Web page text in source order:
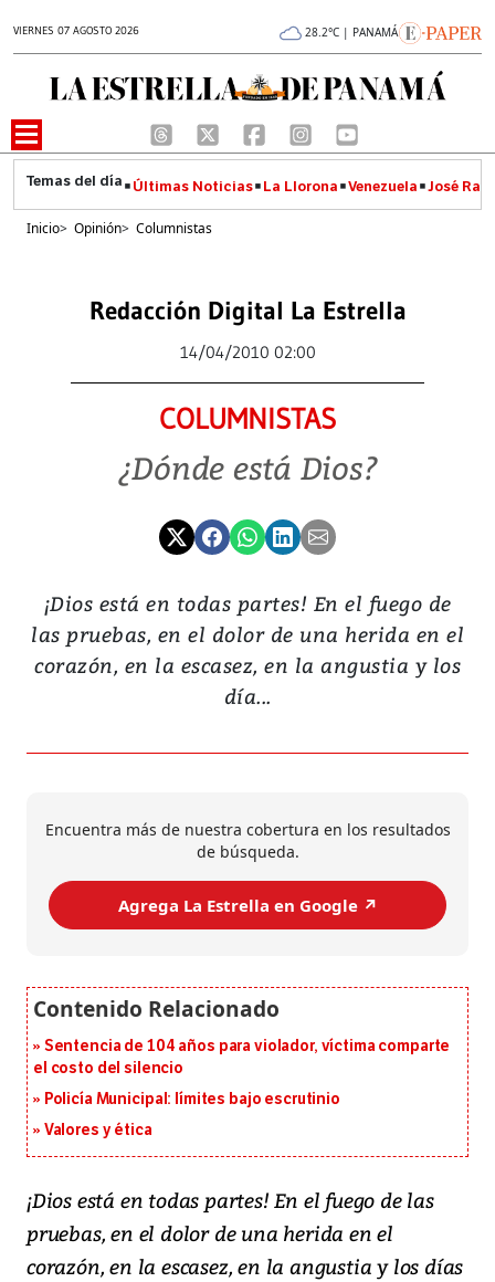
VIERNES 07 AGOSTO 2026 28.2°C | PANAMÁ
Últimas Noticias La Llorona Venezuela José
Inicio> Opinión> Columnistas
Redacción Digital La Estrella
14/04/2010 02:00
COLUMNISTAS
¿Dónde está Dios?
¡Dios está en todas partes! En el fuego de
las pruebas, en el dolor de una herida en el
corazón, en la escasez, en la angustia y los
día...
Encuentra más de nuestra cobertura en los resultados
de búsqueda.
Agrega La Estrella en Google ↗️
Sentencia de 104 años para violador, víctima comparte
el costo del silencio
Policía Municipal: límites bajo escrutinio
Valores y ética
¡Dios está en todas partes! En el fuego de las
pruebas, en el dolor de una herida en el
corazón, en la escasez, en la angustia y los días